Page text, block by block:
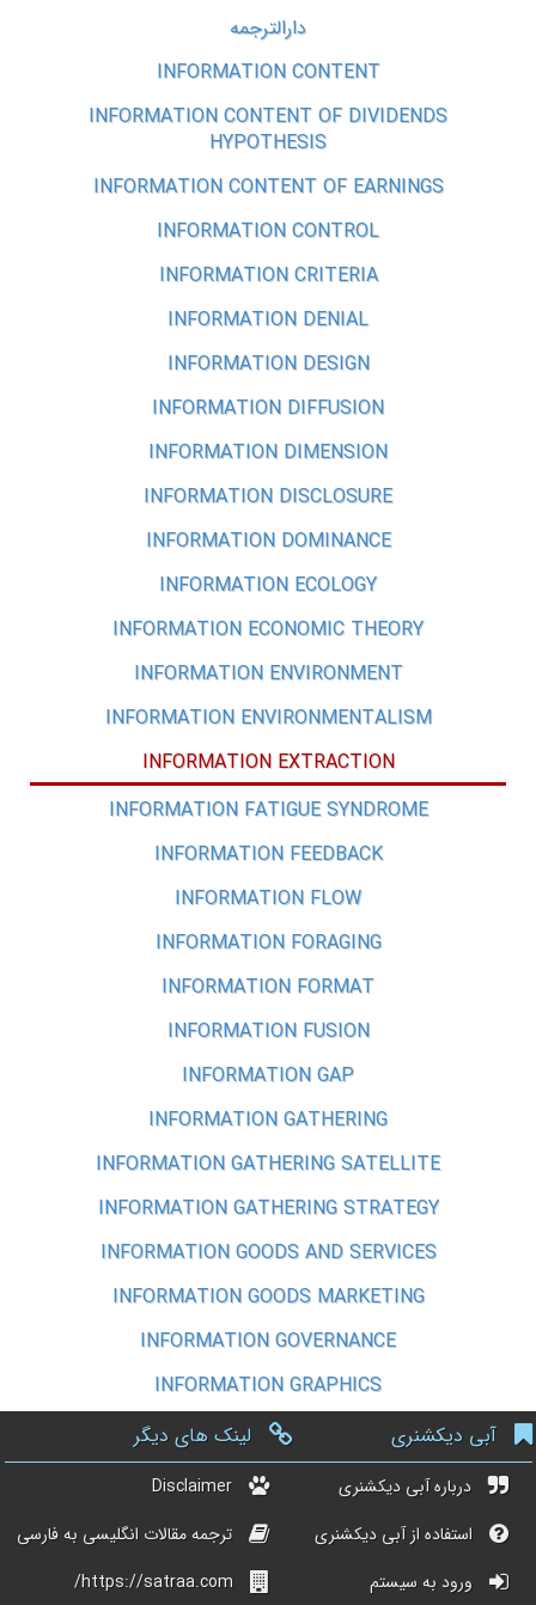
دارالترجمه
INFORMATION CONTENT
INFORMATION CONTENT OF DIVIDENDS
HYPOTHESIS
INFORMATION CONTENT OF EARNINGS
INFORMATION CONTROL
INFORMATION CRITERIA
INFORMATION DENIAL
INFORMATION DESIGN
INFORMATION DIFFUSION
INFORMATION DIMENSION
INFORMATION DISCLOSURE
INFORMATION DOMINANCE
INFORMATION ECOLOGY
INFORMATION ECONOMIC THEORY
INFORMATION ENVIRONMENT
INFORMATION ENVIRONMENTALISM
INFORMATION EXTRACTION
INFORMATION FATIGUE SYNDROME
INFORMATION FEEDBACK
INFORMATION FLOW
INFORMATION FORAGING
INFORMATION FORMAT
INFORMATION FUSION
INFORMATION GAP
INFORMATION GATHERING
INFORMATION GATHERING SATELLITE
INFORMATION GATHERING STRATEGY
INFORMATION GOODS AND SERVICES
INFORMATION GOODS MARKETING
INFORMATION GOVERNANCE
INFORMATION GRAPHICS
آبی دیکشنری
درباره آبی دیکشنری
استفاده از آبی دیکشنری
ورود به سیستم
لینک های دیگر
Disclaimer
ترجمه مقالات انگلیسی به فارسی
https://satraa.com/